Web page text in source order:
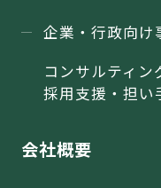
企業・行政向け
コンサルティ
採用支援・担い
会社概要